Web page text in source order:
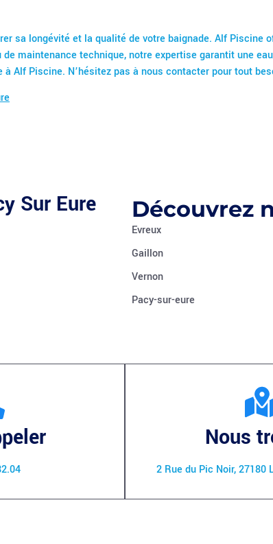
sa longévité et la qualité de votre baignade. Alf
de maintenance technique, notre expertise garantit une
Alf Piscine. N’hésitez pas à nous contacter pour tout
Sur Eure Découvrez
Evreux
Gaillon
Vernon
Pacy-sur-eure
Nous
2 Rue du Pic Noir, 27180